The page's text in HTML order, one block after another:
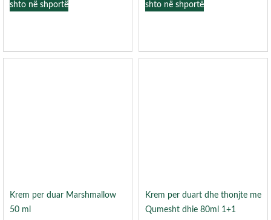
shto në shportë shto në shportë
Krem per duar Marshmallow
50 ml
Krem per duart dhe thonjte me
Qumesht dhie 80ml 1+1